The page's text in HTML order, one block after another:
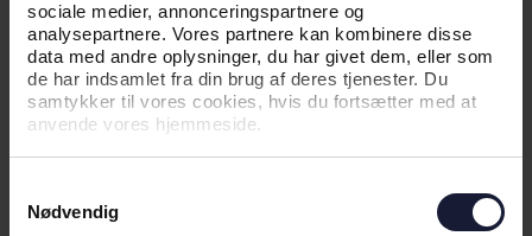
sociale medier, annonceringspartnere og
analysepartnere. Vores partnere kan kombinere disse
data med andre oplysninger, du har givet dem, eller som
de har indsamlet fra din brug af deres tjenester. Du
samtykker til vores cookies, hvis du fortsætter med at
anvende vores hjemmeside.
Nødvendig